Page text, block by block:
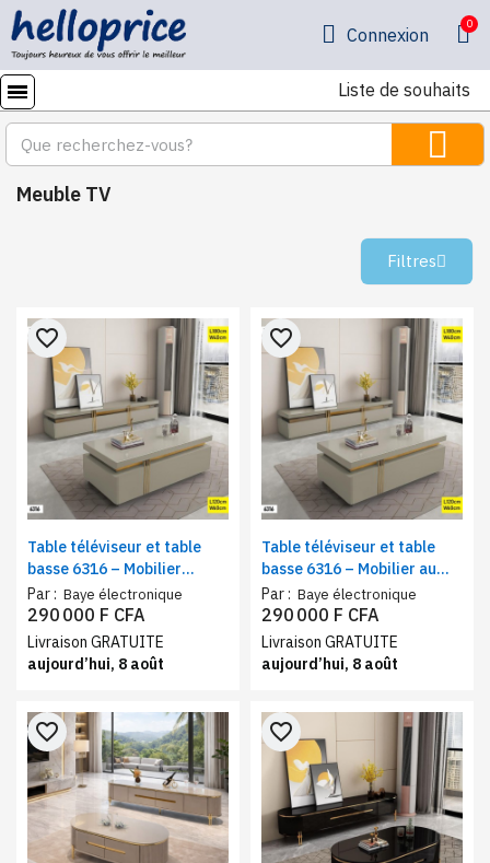
Connexion
Liste de souhaits
Meuble TV
Filtres
Table téléviseur et table
basse 6316 – Mobilier
élégant au design moderne,
couleur beige
Par : Baye électronique
favorite_border
290 000 F CFA
Livraison GRATUITE
aujourd’hui, 8 août
Table téléviseur et table
basse 6316 – Mobilier au
design raffiné, couleur
noire
Par : Baye électronique
favorite_border
290 000 F CFA
Livraison GRATUITE
aujourd’hui, 8 août
favorite_border favorite_border